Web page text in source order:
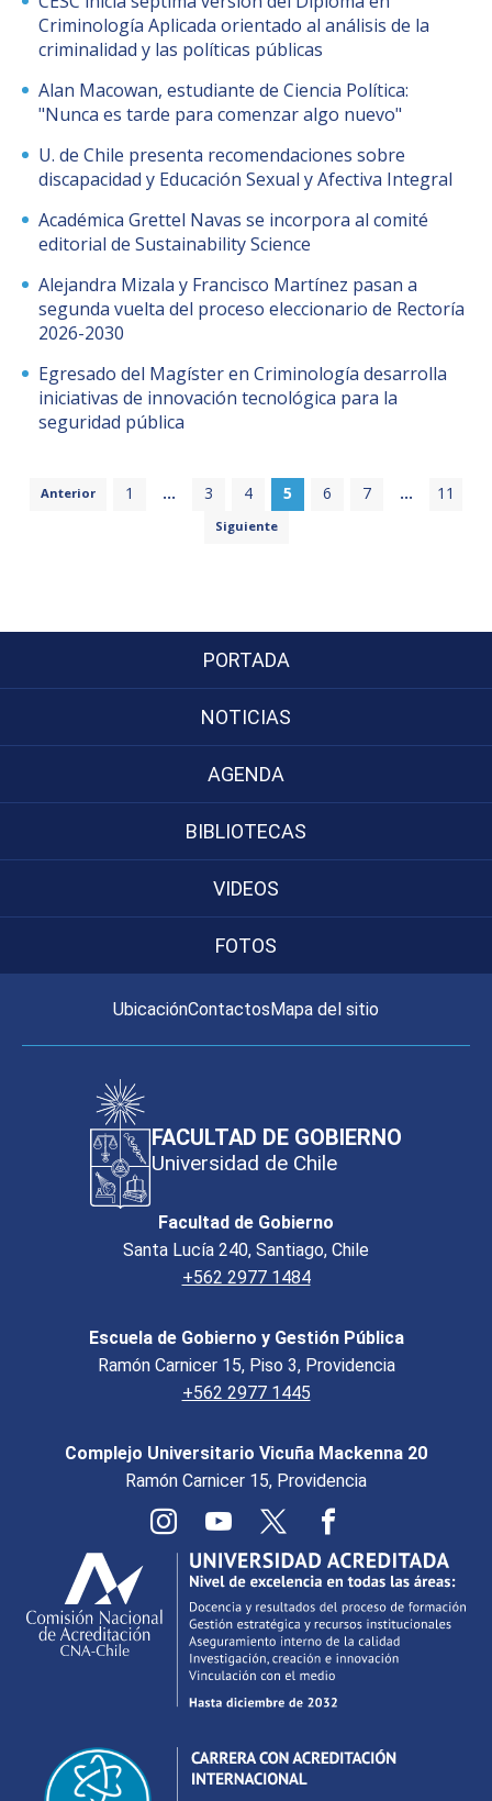
Criminología Aplicada orientado al análisis de la
criminalidad y las políticas públicas
Alan Macowan, estudiante de Ciencia Política:
"Nunca es tarde para comenzar algo nuevo"
U. de Chile presenta recomendaciones sobre
discapacidad y Educación Sexual y Afectiva Integral
Académica Grettel Navas se incorpora al comité
editorial de Sustainability Science
Alejandra Mizala y Francisco Martínez pasan a
segunda vuelta del proceso eleccionario de Rectoría
2026-2030
Egresado del Magíster en Criminología desarrolla
iniciativas de innovación tecnológica para la
seguridad pública
Anterior 1 ... 3 4 5 6 7 ... 11
Siguiente
PORTADA
NOTICIAS
AGENDA
BIBLIOTECAS
VIDEOS
FOTOS
UbicaciónContactosMapa del sitio
FACULTAD DE GOBIERNO
Universidad de Chile
Facultad de Gobierno
Santa Lucía 240, Santiago, Chile
+562 2977 1484
Escuela de Gobierno y Gestión Pública
Ramón Carnicer 15, Piso 3, Providencia
+562 2977 1445
Complejo Universitario Vicuña Mackenna 20
Ramón Carnicer 15, Providencia